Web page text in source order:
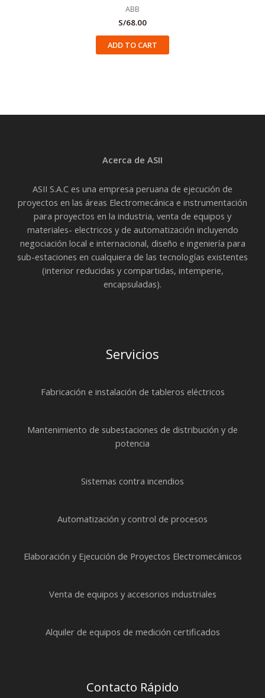
ABB
S/68.00
ADD TO CART
Acerca de ASII
ASII S.A.C es una empresa peruana de ejecución de
proyectos en las áreas Electromecánica e instrumentación
para proyectos en la industria, venta de equipos y
materiales- electricos y de automatización incluyendo
negociación local e internacional, diseño e ingeniería para
sub-estaciones en cualquiera de las tecnologías existentes
(interior reducidas y compartidas, intemperie,
encapsuladas).
Servicios
Fabricación e instalación de tableros eléctricos
Mantenimiento de subestaciones de distribución y de
potencia
Sistemas contra incendios
Automatización y control de procesos
Elaboración y Ejecución de Proyectos Electromecánicos
Venta de equipos y accesorios industriales
Alquiler de equipos de medición certificados
Contacto Rápido